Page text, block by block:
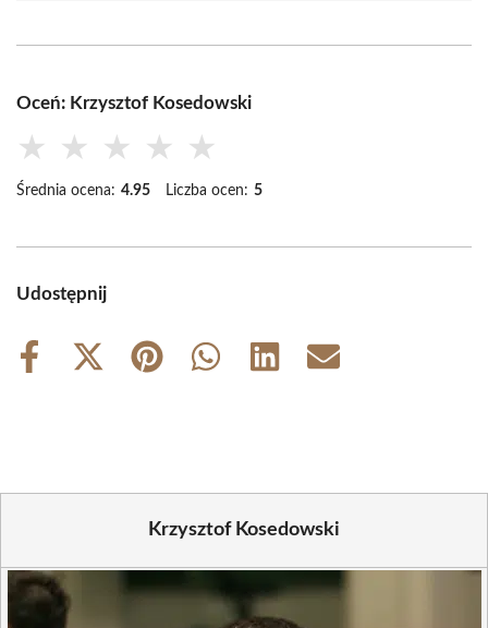
Oceń: Krzysztof Kosedowski
★ ★ ★ ★ ★
Średnia ocena: 4.95 Liczba ocen: 5
Udostępnij
Share
Share
Share
Share
Share
Share
Krzysztof Kosedowski